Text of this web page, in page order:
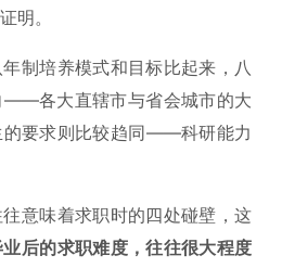
明。
制培养模式和目标比起来，八
——各大直辖市与省会城市的大
的要求则比较趋同——科研能力
意味着求职时的四处碰壁，这
后的求职难度，往往很大程度